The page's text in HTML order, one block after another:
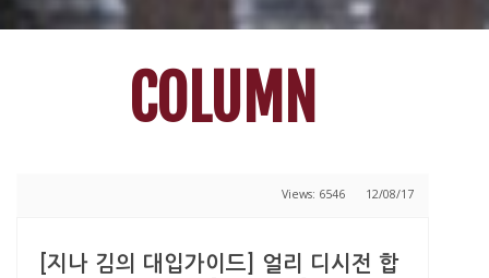
COLUMN
Views: 6546 12/08/17
[지나 김의 대입가이드] 얼리 디시전 합